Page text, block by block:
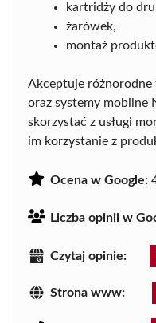
kartridży do
żarówek,
montaż
Akceptuje
oraz systemy mobilne
skorzystać z usługi
im korzystanie z
Ocena w Google:
Liczba opinii w
Czytaj opinie:
Strona www: